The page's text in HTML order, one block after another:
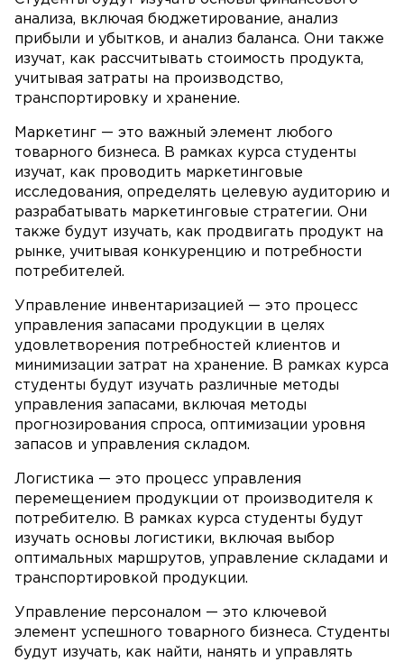
анализа, включая бюджетирование, анализ
прибыли и убытков, и анализ баланса. Они также
изучат, как рассчитывать стоимость продукта,
учитывая затраты на производство,
транспортировку и хранение.
Маркетинг — это важный элемент любого
товарного бизнеса. В рамках курса студенты
изучат, как проводить маркетинговые
исследования, определять целевую аудиторию и
разрабатывать маркетинговые стратегии. Они
также будут изучать, как продвигать продукт на
рынке, учитывая конкуренцию и потребности
потребителей.
Управление инвентаризацией — это процесс
управления запасами продукции в целях
удовлетворения потребностей клиентов и
минимизации затрат на хранение. В рамках курса
студенты будут изучать различные методы
управления запасами, включая методы
прогнозирования спроса, оптимизации уровня
запасов и управления складом.
Логистика — это процесс управления
перемещением продукции от производителя к
потребителю. В рамках курса студенты будут
изучать основы логистики, включая выбор
оптимальных маршрутов, управление складами и
транспортировкой продукции.
Управление персоналом — это ключевой
элемент успешного товарного бизнеса. Студенты
будут изучать, как найти, нанять и управлять